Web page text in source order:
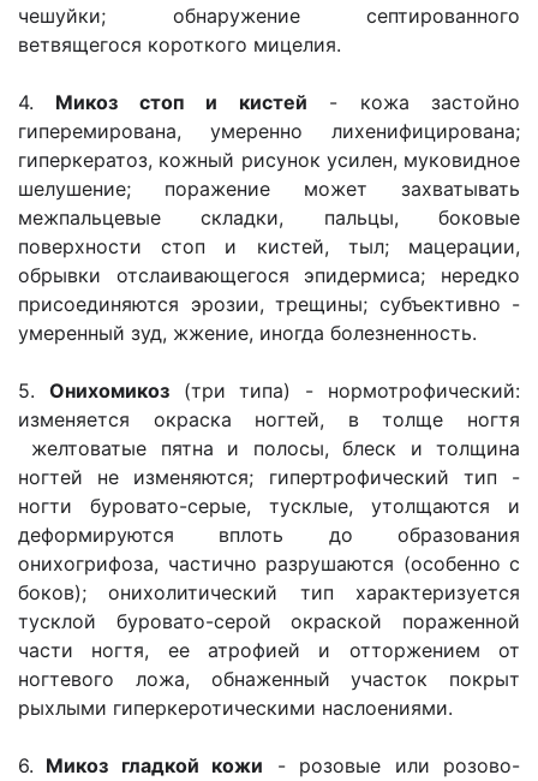
чешуйки; обнаружение септированного
ветвящегося короткого мицелия.
4. Микоз стоп и кистей - кожа застойно
гиперемирована, умеренно лихенифицирована;
гиперкератоз, кожный рисунок усилен, муковидное
шелушение; поражение может захватывать
межпальцевые складки, пальцы, боковые
поверхности стоп и кистей, тыл; мацерации,
обрывки отслаивающегося эпидермиса; нередко
присоединяются эрозии, трещины; субъективно -
умеренный зуд, жжение, иногда болезненность.
5. Онихомикоз(три типа) - нормотрофический:
изменяется окраска ногтей, в толще ногтя
желтоватые пятна и полосы, блеск и толщина
ногтей не изменяются; гипертрофический тип -
ногти буровато-серые, тусклые, утолщаются и
деформируются вплоть до образования
онихогрифоза, частично разрушаются (особенно с
боков); онихолитический тип характеризуется
тусклой буровато-серой окраской пораженной
части ногтя, ее атрофией и отторжением от
ногтевого ложа, обнаженный участок покрыт
рыхлыми гиперкеротическими наслоениями.
6. Микоз гладкой кожи - розовые или розово-